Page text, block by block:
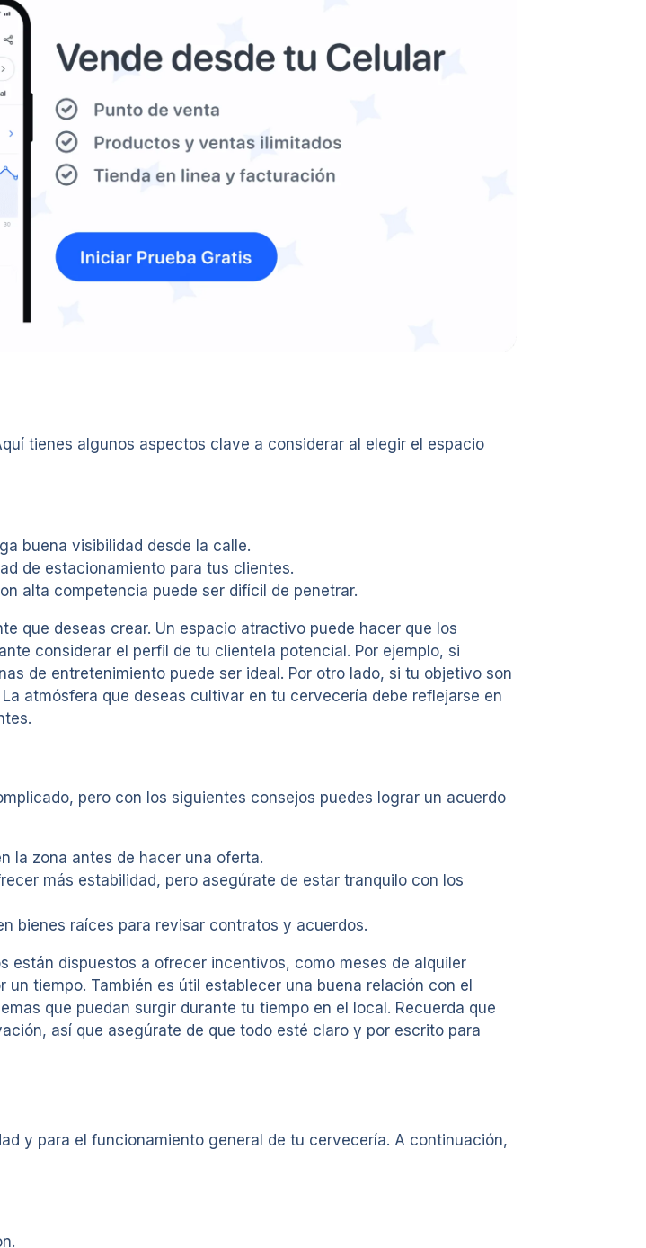
tienes algunos aspectos clave a considerar al elegir el espacio
buena visibilidad desde la calle.
de estacionamiento para tus clientes.
alta competencia puede ser difícil de penetrar.
que deseas crear. Un espacio atractivo puede hacer que los
considerar el perfil de tu clientela potencial. Por ejemplo, si
de entretenimiento puede ser ideal. Por otro lado, si tu objetivo son
atmósfera que deseas cultivar en tu cervecería debe reflejarse en
pero con los siguientes consejos puedes lograr un acuerdo
la zona antes de hacer una oferta.
más estabilidad, pero asegúrate de estar tranquilo con los
bienes raíces para revisar contratos y acuerdos.
están dispuestos a ofrecer incentivos, como meses de alquiler
tiempo. También es útil establecer una buena relación con el
que puedan surgir durante tu tiempo en el local. Recuerda que
así que asegúrate de que todo esté claro y por escrito para
y para el funcionamiento general de tu cervecería. A continuación,